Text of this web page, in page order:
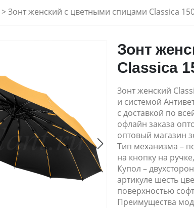
>Зонт женский с цветными спицами Classica
Зонт
Classica
Зонт женский
и системой
с доставкой по
офлайн заказа
оптовый магазин
Тип механизма –
на кнопку на
Купол –
артикуле шесть
поверхностью
Преимущества